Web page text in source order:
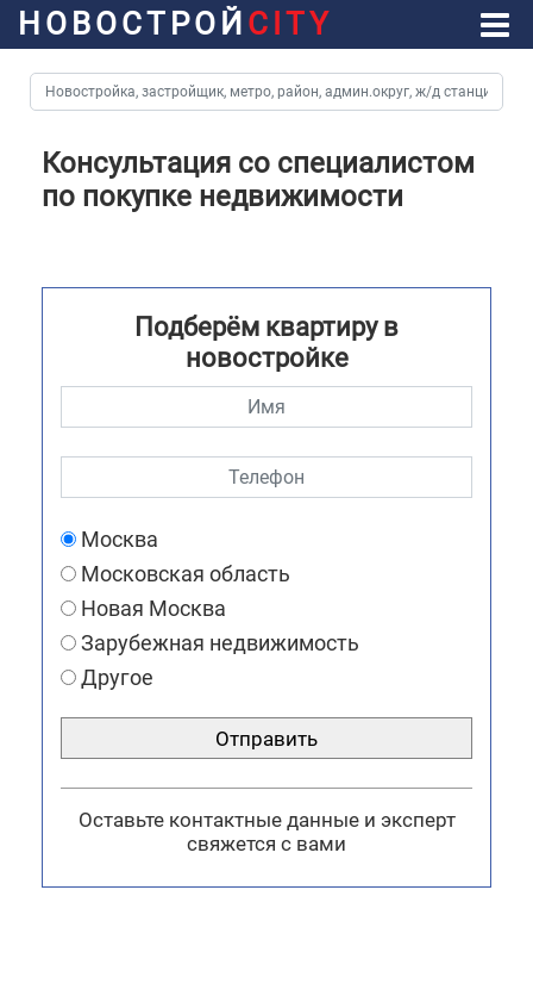
НОВОСТРОЙ CITY
Консультация со специалистом
по покупке недвижимости
Подберём квартиру в
новостройке
Москва
Московская область
Новая Москва
Зарубежная недвижимость
Другое
Отправить
Оставьте контактные данные и эксперт
свяжется с вами